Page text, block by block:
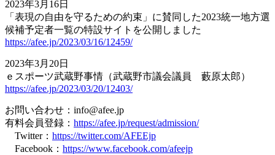
2023年3月16日
「表現の自由を守るための約束」に賛同した2023統一地方選
候補予定者一覧の特設サイトを公開しました
https://afee.jp/2023/03/16/12459/
2023年3月20日
ｅスポーツ武蔵野事情（武蔵野市議会議員 藪原太郎）
https://afee.jp/2023/03/20/12403/
お問い合わせ：info@afee.jp
有料会員登録： https://afee.jp/request/admission/
Twitter： https://twitter.com/AFEEjp
Facebook： https://www.facebook.com/afeejp